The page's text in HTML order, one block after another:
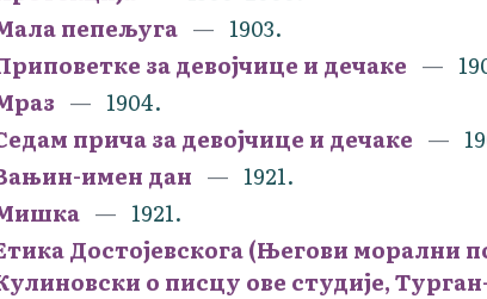
пепељуга
1903.
за девојчице и дечаке
1904.
прича за девојчице и дечаке
имен дан
1921.
1921.
Достојевскога (Његови морални
о писцу ове студије,